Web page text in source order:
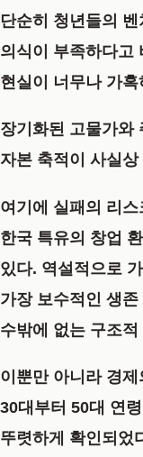
단순히 청년들의
의식이 부족하다고
현실이 너무나 가혹
장기화된 고물가와
자본 축적이 사실
여기에 실패의 리
한국 특유의 창업
있다. 역설적으로
가장 보수적인 생
수밖에 없는 구조
이뿐만 아니라 경
30대부터 50대 연
뚜렷하게 확인되었